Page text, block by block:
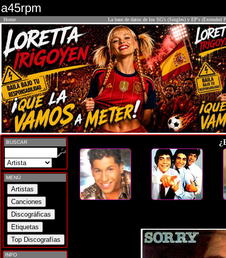
a45rpm
Home La base de datos de los SG's (Singles) y EP's (Extended
BUSCAR
MENÚ
INFO